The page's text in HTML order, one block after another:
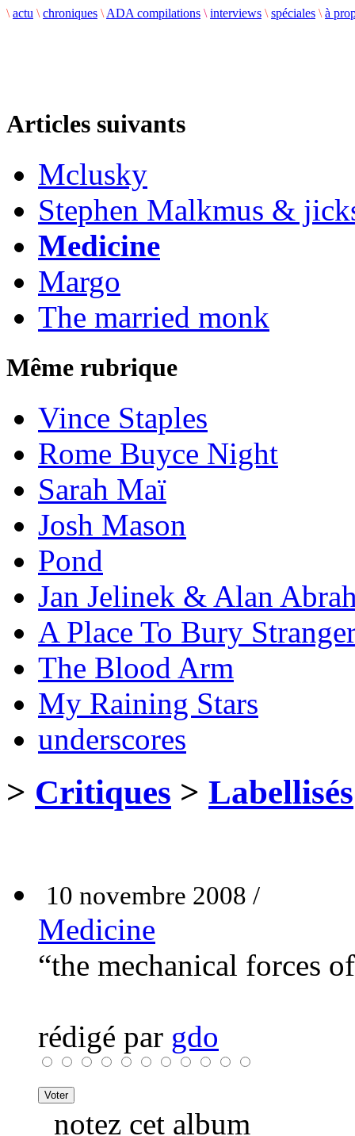
\ actu \ chroniques \ ADA compilations \ interviews \ spéciales \ à
Articles suivants
Mclusky
Stephen Malkmus &
Medicine
Margo
The married monk
Même rubrique
Vince Staples
Rome Buyce Night
Sarah Maï
Josh Mason
Pond
Jan Jelinek & Alan
A Place To Bury
The Blood Arm
My Raining Stars
underscores
> Critiques > Labellisés
10 novembre 2008 /
Medicine
“the mechanical forces
rédigé par gdo
notez cet album